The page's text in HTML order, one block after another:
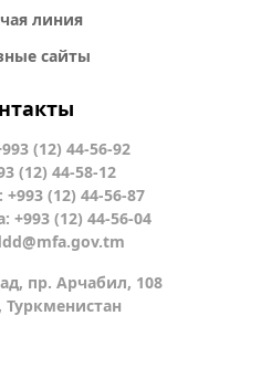
линия
сайты
(12) 44-56-92
(12) 44-58-12
(12) 44-56-87
+993 (12) 44-56-04
пр. Арчабил, 108